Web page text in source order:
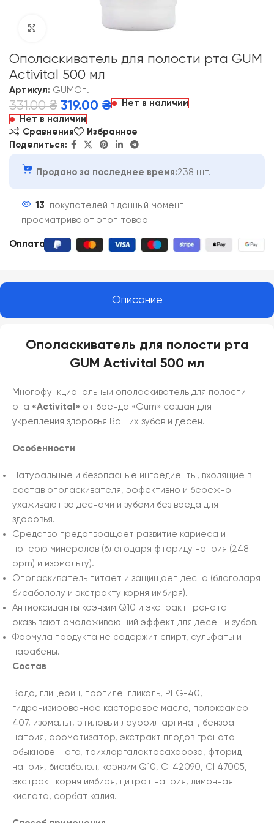
Click to enlarge
Ополаскиватель для полости рта GUM
Activital 500 мл
Артикул: GUMОп.
331.00₴ 319.00 ₴
Нет в наличии
Нет в наличии
Сравнения
Избранное
Поделиться:
Продано за последнее время:238 шт.
13
покупателей в данный момент
просматривают этот товар
Оплата:
Описание
Ополаскиватель для полости рта
GUM Activital 500 мл
Многофункциональный ополаскиватель для полости
рта «Activital» от бренда «Gum» создан для
укрепления здоровья Ваших зубов и десен.
Особенности
Натуральные и безопасные ингредиенты, входящие в
состав ополаскивателя, эффективно и бережно
ухаживают за деснами и зубами без вреда для
здоровья.
Средство предотвращает развитие кариеса и
потерю минералов (благодаря фториду натрия (248
ppm) и изомальту).
Ополаскиватель питает и защищает десна (благодаря
бисабололу и экстракту корня имбиря).
Антиоксиданты коэнзим Q10 и экстракт граната
оказывают омолаживающий эффект для десен и зубов.
Формула продукта не содержит спирт, сульфаты и
парабены.
Состав
Вода, глицерин, пропиленгликоль, PEG-40,
гидронизированное касторовое масло, полоксамер
407, изомальт, этиловый лауроил аргинат, бензоат
натрия, ароматизатор, экстракт плодов граната
обыкновенного, трихлоргалактосахароза, фторид
натрия, бисаболол, коэнзим Q10, CI 42090, CI 47005,
экстракт корня имбиря, цитрат натрия, лимонная
кислота, сорбат калия.